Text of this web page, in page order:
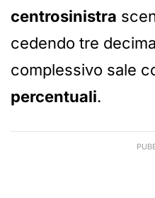
centrosinistra
cedendo tre
complessivo sale
percentuali.